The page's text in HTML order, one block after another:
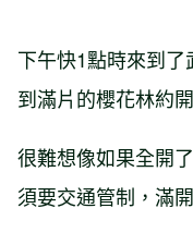
下午快1點時來到
到滿片的櫻花林約
很難想像如果全開
須要交通管制，滿